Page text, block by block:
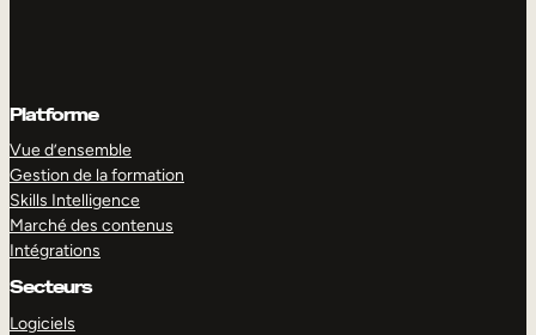
Platforme
Vue d’ensemble
Gestion de la formation
Skills Intelligence
Marché des contenus
Intégrations
Secteurs
Logiciels